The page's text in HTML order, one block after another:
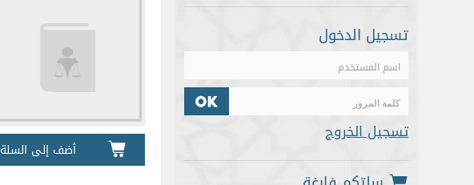
أضف إلى السلة
تسجيل الدخول
تسجيل الخروج